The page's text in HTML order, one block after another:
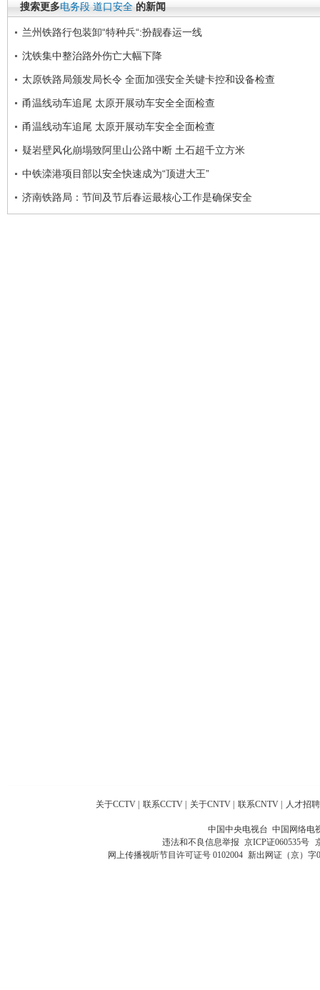
搜索更多电务段 道口安全 的新闻
兰州铁路行包装卸“特种兵“:扮靓春运一线
沈铁集中整治路外伤亡大幅下降
太原铁路局颁发局长令 全面加强安全关键卡控和设备检查
甬温线动车追尾 太原开展动车安全全面检查
甬温线动车追尾 太原开展动车安全全面检查
疑岩壁风化崩塌致阿里山公路中断 土石超千立方米
中铁滦港项目部以安全快速成为“顶进大王”
济南铁路局：节间及节后春运最核心工作是确保安全
关于CCTV 联系CCTV 关于CNTV 联系CNTV 人才招聘
中国中央电视台 中国网络电
违法和不良信息举报 京ICP证060535号
网上传播视听节目许可证号 0102004 新出网证（京）